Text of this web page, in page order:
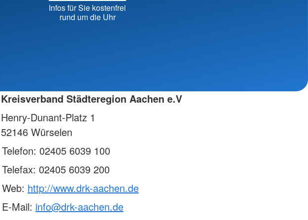
Infos für Sie kostenfrei
rund um die Uhr
Kreisverband Städteregion Aachen e.V
Henry-Dunant-Platz 1
52146 Würselen
Telefon: 02405 6039 100
Telefax: 02405 6039 200
Web: http://www.drk-aachen.de
E-Mail: info@drk-aachen.de